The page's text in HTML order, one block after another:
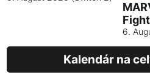
6.
Kalendár na